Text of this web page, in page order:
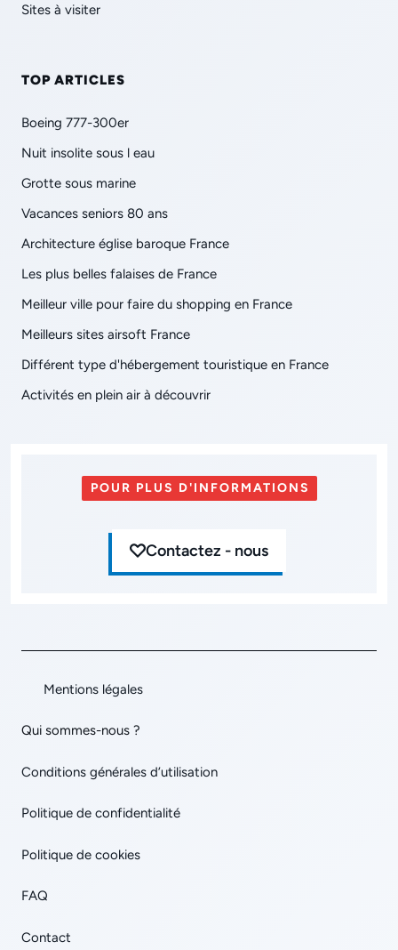
Sites à visiter
TOP ARTICLES
Boeing 777-300er
Nuit insolite sous l eau
Grotte sous marine
Vacances seniors 80 ans
Architecture église baroque France
Les plus belles falaises de France
Meilleur ville pour faire du shopping en France
Meilleurs sites airsoft France
Différent type d'hébergement touristique en France
Activités en plein air à découvrir
POUR PLUS D'INFORMATIONS
Contactez - nous
Mentions légales
Qui sommes-nous ?
Conditions générales d’utilisation
Politique de confidentialité
Politique de cookies
FAQ
Contact